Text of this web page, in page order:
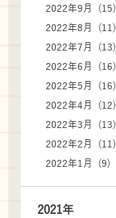
2022年9月 (15)
2022年8月 (11)
2022年7月 (13)
2022年6月 (16)
2022年5月 (16)
2022年4月 (12)
2022年3月 (13)
2022年2月 (11)
2022年1月 (9)
2021年